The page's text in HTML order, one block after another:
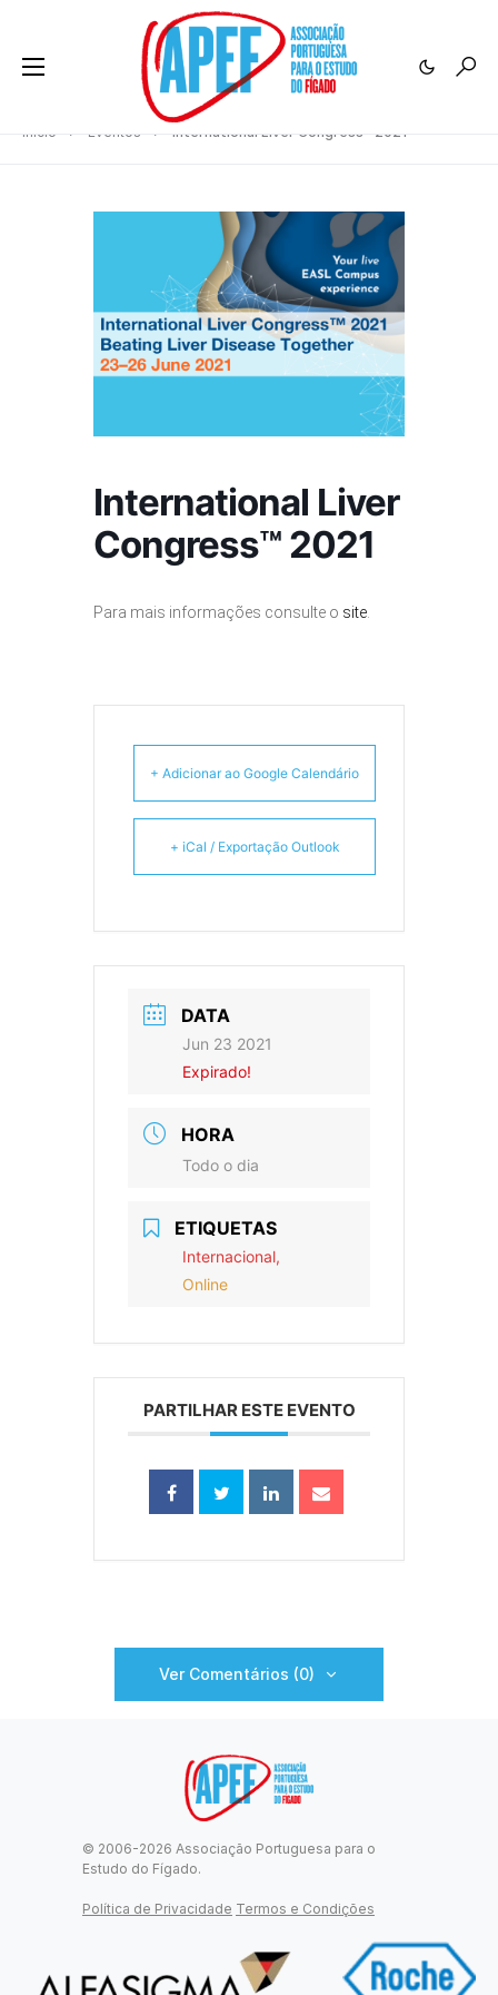
Início Eventos International Liver Congress™ 2021
International Liver
Congress™ 2021
Para mais informações consulte o site
+ Adicionar ao Google Calendário
+ iCal / Exportação Outlook
DATA
Jun 23 2021
Expirado!
HORA
Todo o dia
ETIQUETAS
Internacional,
Online
PARTILHAR ESTE EVENTO
Ver Comentários (0)
© 2006-2026 Associação Portuguesa para o
Estudo do Fígado.
Política de Privacidade Termos e Condições